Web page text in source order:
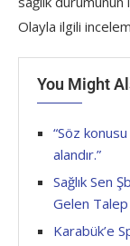
Olayla ilgili
You Might
“Söz konusu
alandır.”
Sağlık Sen
Gelen Talep
Karabük’e